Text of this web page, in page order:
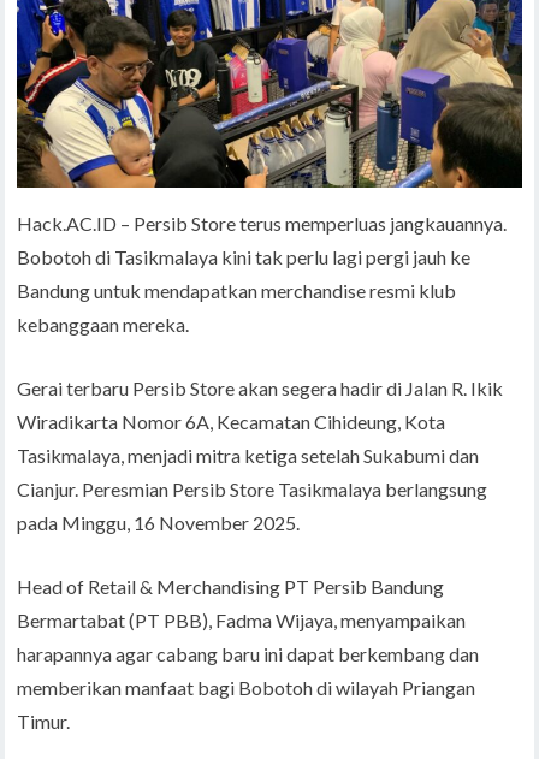
Hack.AC.ID – Persib Store terus memperluas jangkauannya.
Bobotoh di Tasikmalaya kini tak perlu lagi pergi jauh ke
Bandung untuk mendapatkan merchandise resmi klub
kebanggaan mereka.
Gerai terbaru Persib Store akan segera hadir di Jalan R. Ikik
Wiradikarta Nomor 6A, Kecamatan Cihideung, Kota
Tasikmalaya, menjadi mitra ketiga setelah Sukabumi dan
Cianjur. Peresmian Persib Store Tasikmalaya berlangsung
pada Minggu, 16 November 2025.
Head of Retail & Merchandising PT Persib Bandung
Bermartabat (PT PBB), Fadma Wijaya, menyampaikan
harapannya agar cabang baru ini dapat berkembang dan
memberikan manfaat bagi Bobotoh di wilayah Priangan
Timur.